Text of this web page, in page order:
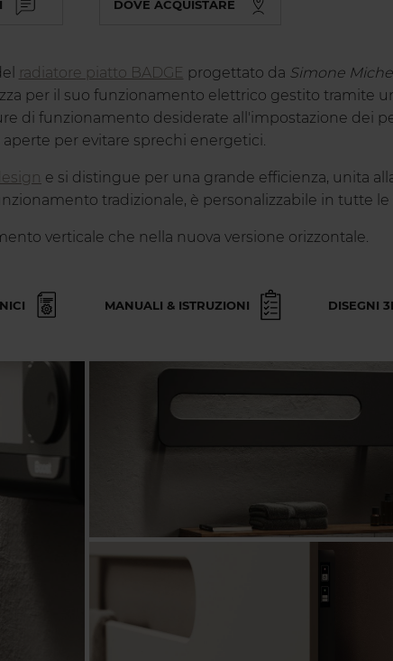
DOVE ACQUISTARE
radiatore piatto BADGE progettato da Simone
per il suo funzionamento elettrico gestito tramite
di funzionamento desiderate all'impostazione dei
per evitare sprechi energetici.
e si distingue per una grande efficienza, unita
tradizionale, è personalizzabile in tutte
verticale che nella nuova versione orizzontale.
MANUALI & ISTRUZIONI DISEGNI